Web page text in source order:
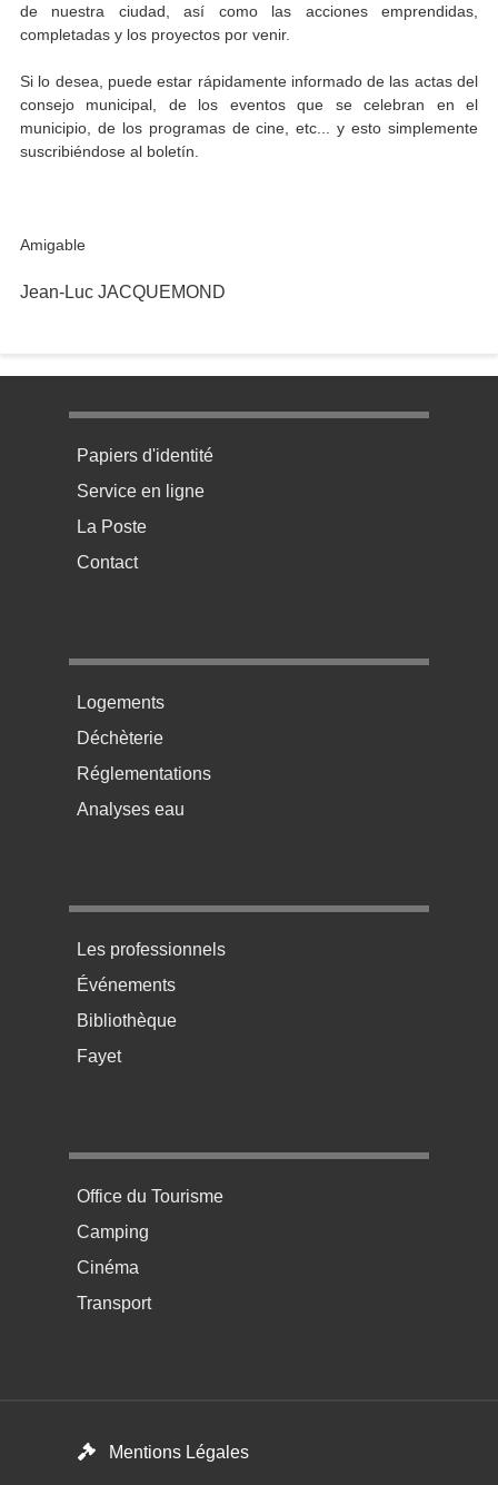
de nuestra ciudad, así como las acciones emprendidas,
completadas y los proyectos por venir.
Si lo desea, puede estar rápidamente informado de las actas del
consejo municipal, de los eventos que se celebran en el
municipio, de los programas de cine, etc... y esto simplemente
suscribiéndose al boletín.
Amigable
Jean-Luc JACQUEMOND
Menu pratique bas de page 1
Papiers d'identité
Service en ligne
La Poste
Contact
Menu pratique bas de page 2
Logements
Déchèterie
Réglementations
Analyses eau
Menu pratique bas de page 3
Les professionnels
Événements
Bibliothèque
Fayet
Menu pratique bas de page 4
Office du Tourisme
Camping
Cinéma
Transport
Mentions Légales